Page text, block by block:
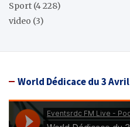
Sport (4 228)
video (3)
World Dédicace du 3 Avril